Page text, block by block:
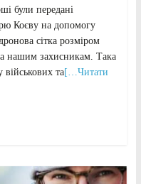
були передані
Коєву на допомогу
сітка розміром
нашим захисникам. Така
та[…Читати